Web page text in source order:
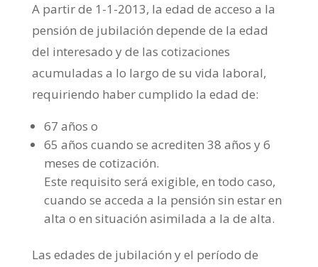
A partir de 1-1-2013, la edad de acceso a la
pensión de jubilación depende de la edad
del interesado y de las cotizaciones
acumuladas a lo largo de su vida laboral,
requiriendo haber cumplido la edad de:
67 años o
65 años cuando se acrediten 38 años y 6
meses de cotización.
Este requisito será exigible, en todo caso,
cuando se acceda a la pensión sin estar en
alta o en situación asimilada a la de alta.
Las edades de jubilación y el período de